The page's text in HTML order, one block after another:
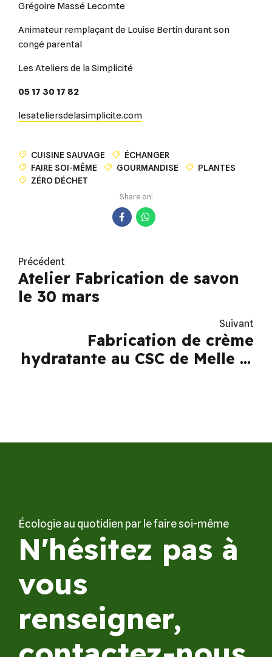
Grégoire Massé Lecomte
Animateur remplaçant de Louise Bertin durant son
congé parental
Les Ateliers de la Simplicité
05 17 30 17 82
lesateliersdelasimplicite.com
CUISINE SAUVAGE
ÉCHANGER
FAIRE SOI-MÊME
GOURMANDISE
PLANTES
ZÉRO DÉCHET
Share on:
Précédent
Atelier Fabrication de savon
le 30 mars
Suivant
Fabrication de crème
hydratante au CSC de Melle le
Écologie au quotidien par le faire soi-même
N'hésitez pas à
vous
renseigner,